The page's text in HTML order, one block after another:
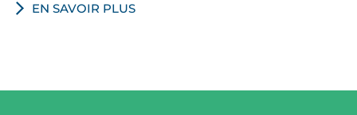
EN SAVOIR PLUS